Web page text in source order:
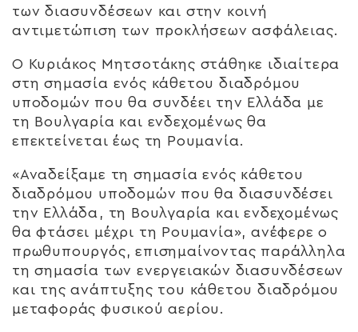
των διασυνδέσεων και στην κοινή
αντιμετώπιση των προκλήσεων ασφάλειας.
Ο Κυριάκος Μητσοτάκης στάθηκε ιδιαίτερα
στη σημασία ενός κάθετου διαδρόμου
υποδομών που θα συνδέει την Ελλάδα με
τη Βουλγαρία και ενδεχομένως θα
επεκτείνεται έως τη Ρουμανία.
«Αναδείξαμε τη σημασία ενός κάθετου
διαδρόμου υποδομών που θα διασυνδέσει
την Ελλάδα, τη Βουλγαρία και ενδεχομένως
θα φτάσει μέχρι τη Ρουμανία», ανέφερε ο
πρωθυπουργός, επισημαίνοντας παράλληλα
τη σημασία των ενεργειακών διασυνδέσεων
και της ανάπτυξης του κάθετου διαδρόμου
μεταφοράς φυσικού αερίου.